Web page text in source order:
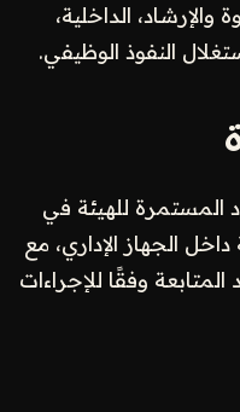
الداخلية،
النفوذ الوظيفي.
المستمرة للهيئة في
الجهاز الإداري، مع
المتابعة وفقًا للإجراءات